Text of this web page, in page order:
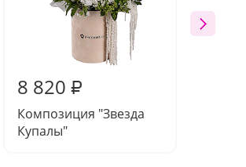
8 820 ₽
Композиция "Звезда
Купалы"